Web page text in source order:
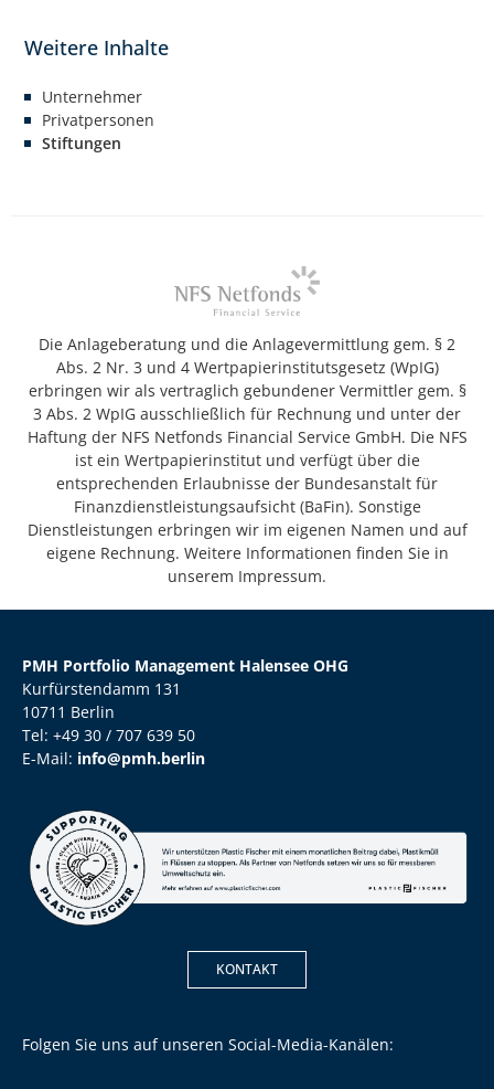
Unternehmer
Privatpersonen
Stiftungen
Die Anlageberatung und die Anlagevermittlung gem. § 2
Abs. 2 Nr. 3 und 4 Wertpapierinstitutsgesetz (WpIG)
erbringen wir als vertraglich gebundener Vermittler gem. §
3 Abs. 2 WpIG ausschließlich für Rechnung und unter der
Haftung der NFS Netfonds Financial Service GmbH. Die NFS
ist ein Wertpapierinstitut und verfügt über die
entsprechenden Erlaubnisse der Bundesanstalt für
Finanzdienstleistungsaufsicht (BaFin). Sonstige
Dienstleistungen erbringen wir im eigenen Namen und auf
eigene Rechnung. Weitere Informationen finden Sie in
unserem Impressum.
PMH Portfolio Management Halensee OHG
Kurfürstendamm 131
10711 Berlin
Tel: +49 30 / 707 639 50
E-Mail: info@pmh.berlin
KONTAKT
Folgen Sie uns auf unseren Social-Media-Kanälen: